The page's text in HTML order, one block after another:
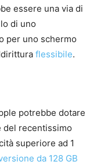
essere una via di
di uno
per uno schermo
flessibile.
potrebbe dotare
del recentissimo
superiore ad 1
da 128 GB